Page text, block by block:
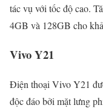
tác vụ với tốc độ cao.
4GB và 128GB cho
Vivo Y21
Điện thoại Vivo Y21
độc đáo bởi mặt lưng